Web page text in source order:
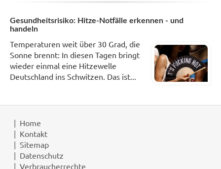
Gesundheitsrisiko: Hitze-Notfälle erkennen - und
handeln
Temperaturen weit über 30 Grad, die
Sonne brennt: In diesen Tagen bringt
wieder einmal eine Hitzewelle
Deutschland ins Schwitzen. Das ist...
Home
Kontakt
Sitemap
Datenschutz
Verbraucherrechte